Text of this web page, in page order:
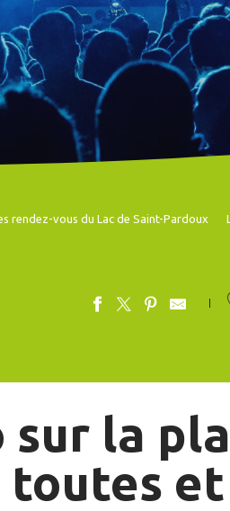
rendez-vous du Lac de Saint-Pardoux
sur la
toutes